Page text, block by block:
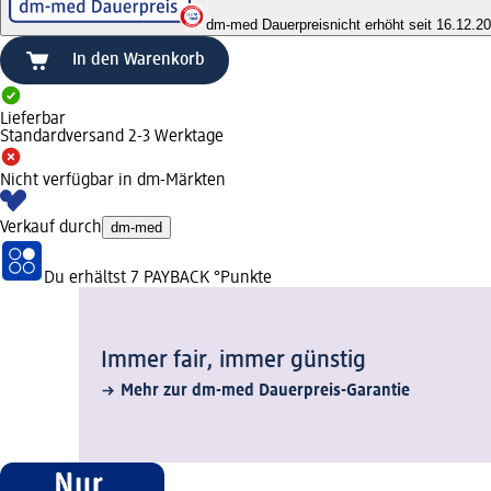
dm-med Dauerpreisnicht erhöht seit
In den Warenkorb
Lieferbar
Standardversand 2-3 Werktage
Nicht verfügbar in dm-Märkten
Verkauf durch dm-med
Du erhältst 7 PAYBACK °Punkte
Immer fair,­ immer günstig
Mehr zur dm-med Dauerpreis-Garantie